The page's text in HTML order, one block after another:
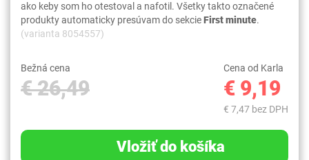
ako keby som ho otestoval a nafotil. Všetky takto označené
produkty automaticky presúvam do sekcieFirst minute.
(varianta 8054557)
Bežná cena
€ 26,49
Cena od Karla
€ 9,19
€ 7,47 bez DPH
Vložiť do košíka